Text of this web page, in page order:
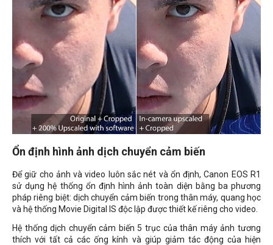
Ổn định hình ảnh dịch chuyển cảm biến
Để giữ cho ảnh và video luôn sắc nét và ổn định, Canon EOS R1
sử dụng hệ thống ổn định hình ảnh toàn diện bằng ba phương
pháp riêng biệt: dịch chuyển cảm biến trong thân máy, quang học
và hệ thống Movie Digital IS độc lập được thiết kế riêng cho video.
Hệ thống dịch chuyển cảm biến 5 trục của thân máy ảnh tương
thích với tất cả các ống kính và giúp giảm tác động của hiện